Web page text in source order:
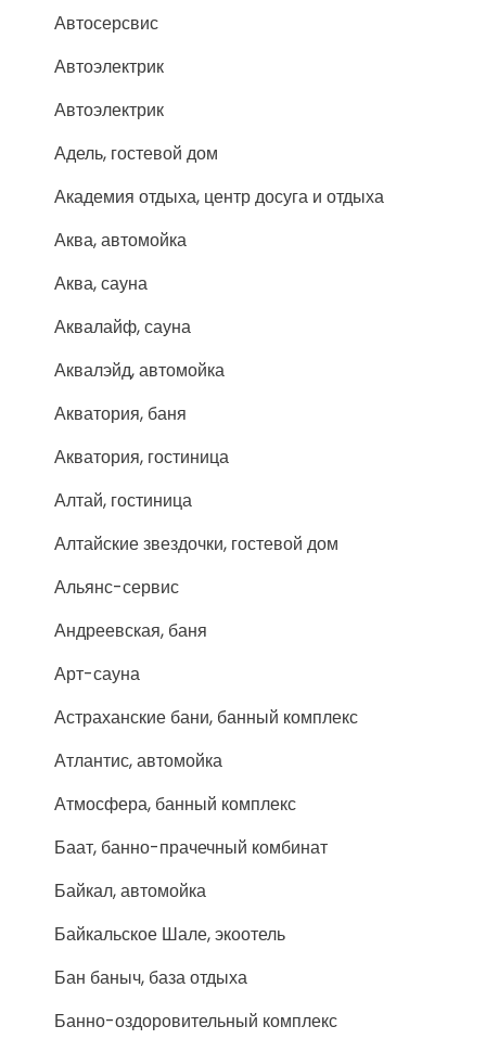
Автосерсвис
Автоэлектрик
Автоэлектрик
Адель, гостевой дом
Академия отдыха, центр досуга и отдыха
Аква, автомойка
Аква, сауна
Аквалайф, сауна
Аквалэйд, автомойка
Акватория, баня
Акватория, гостиница
Алтай, гостиница
Алтайские звездочки, гостевой дом
Альянс-сервис
Андреевская, баня
Арт-сауна
Астраханские бани, банный комплекс
Атлантис, автомойка
Атмосфера, банный комплекс
Баат, банно-прачечный комбинат
Байкал, автомойка
Байкальское Шале, экоотель
Бан баныч, база отдыха
Банно-оздоровительный комплекс